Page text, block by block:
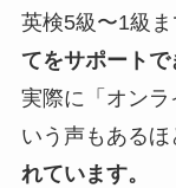
英検5級〜1級ま
てをサポートで
実際に「オンラ
いう声もあるほ
れています。